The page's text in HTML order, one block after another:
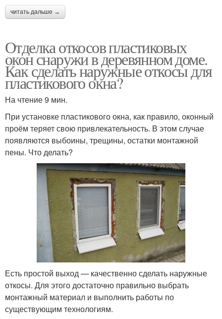
читать дальше →
Отделка откосов пластиковых
окон снаружи в деревянном доме.
Как сделать наружные откосы для
пластикового окна?
На чтение 9 мин.
При установке пластикового окна, как правило, оконный
проём теряет свою привлекательность. В этом случае
появляются выбоины, трещины, остатки монтажной
пены. Что делать?
Есть простой выход — качественно сделать наружные
откосы. Для этого достаточно правильно выбрать
монтажный материал и выполнить работы по
существующим технологиям.